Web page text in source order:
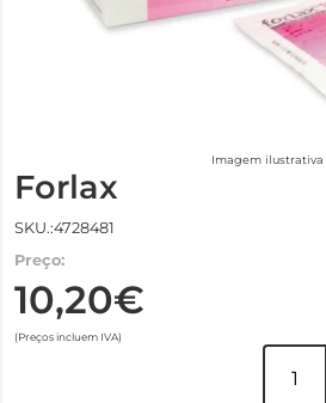
Imagem ilustrativa
Forlax
SKU.:4728481
Preço:
10,20€
(Preços incluem IVA)